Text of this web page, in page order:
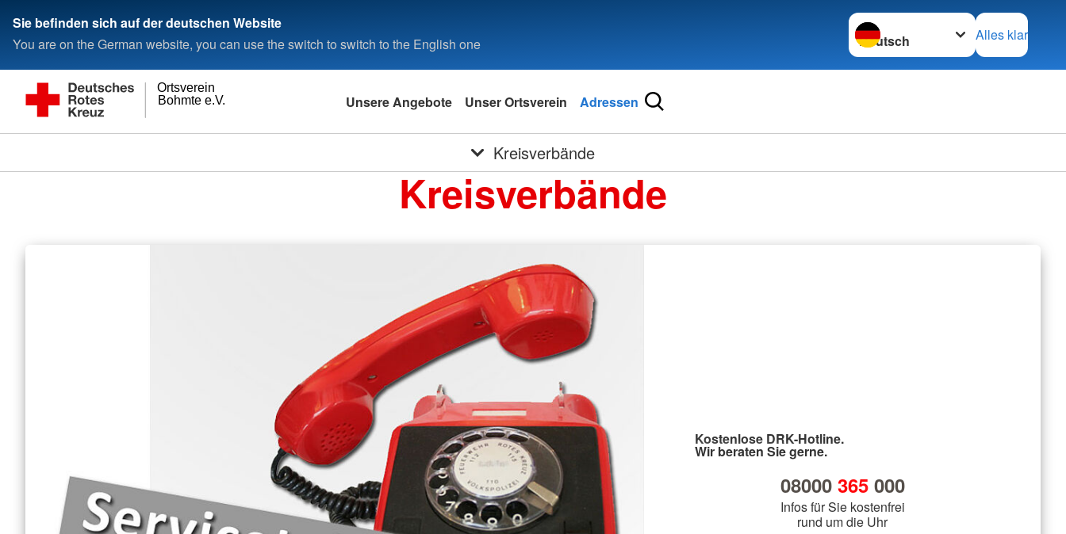
Sie befinden sich auf der deutschen Website
You are on the German website, you can use the switch to switch to the English one
Sprache wechseln zu
Alles klar
Bohmte e.V.
Ortsverein
Unsere Angebote Unser Ortsverein Adressen
Kreisverbände
Kreisverbände
Kostenlose DRK-Hotline.
Wir beraten Sie gerne.
08000 365000
Infos für Sie kostenfrei
rund um die Uhr